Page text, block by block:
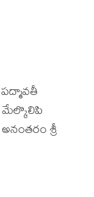
మేల్కొలిపి
శ్రీ